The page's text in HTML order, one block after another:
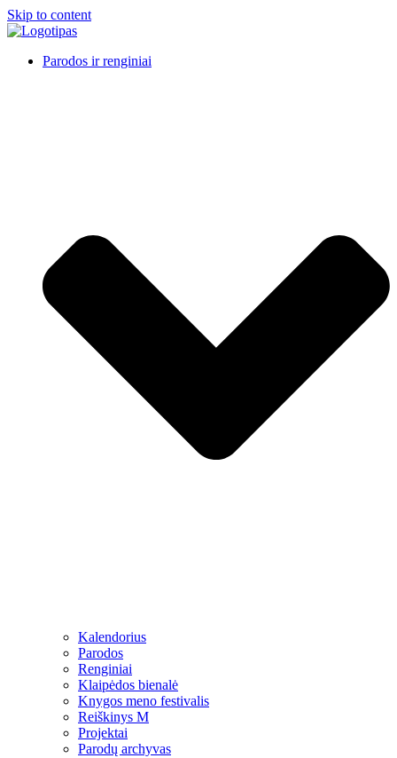
Skip to content
Parodos ir renginiai
Kalendorius
Parodos
Renginiai
Klaipėdos bienalė
Knygos meno festivalis
Reiškinys M
Projektai
Parodų archyvas